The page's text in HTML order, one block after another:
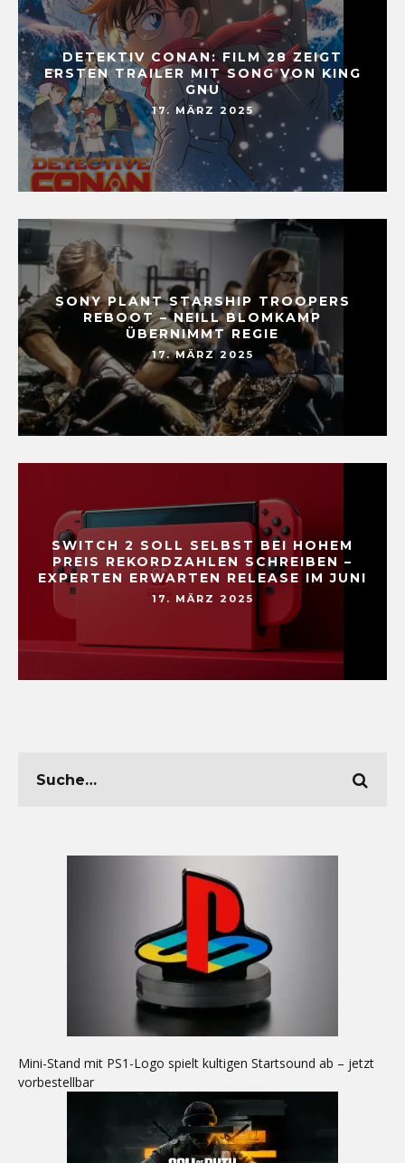
DETEKTIV CONAN: FILM 28 ZEIGT
ERSTEN TRAILER MIT SONG VON KING
GNU
17. MÄRZ 2025
SONY PLANT STARSHIP TROOPERS
REBOOT – NEILL BLOMKAMP
ÜBERNIMMT REGIE
17. MÄRZ 2025
SWITCH 2 SOLL SELBST BEI HOHEM
PREIS REKORDZAHLEN SCHREIBEN –
EXPERTEN ERWARTEN RELEASE IM JUNI
17. MÄRZ 2025
Mini-Stand mit PS1-Logo spielt kultigen Startsound ab – jetzt
vorbestellbar